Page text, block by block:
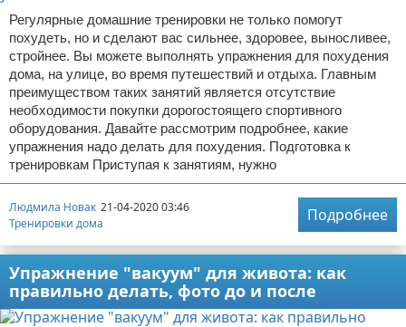
Регулярные домашние тренировки не только помогут
похудеть, но и сделают вас сильнее, здоровее, выносливее,
стройнее. Вы можете выполнять упражнения для похудения
дома, на улице, во время путешествий и отдыха. Главным
преимуществом таких занятий является отсутствие
необходимости покупки дорогостоящего спортивного
оборудования. Давайте рассмотрим подробнее, какие
упражнения надо делать для похудения. Подготовка к
тренировкам Приступая к занятиям, нужно
Людмила Новак 21-04-2020 03:46
Тренировки дома
Подробнее
Упражнение "вакуум" для живота: как
правильно делать, фото до и после